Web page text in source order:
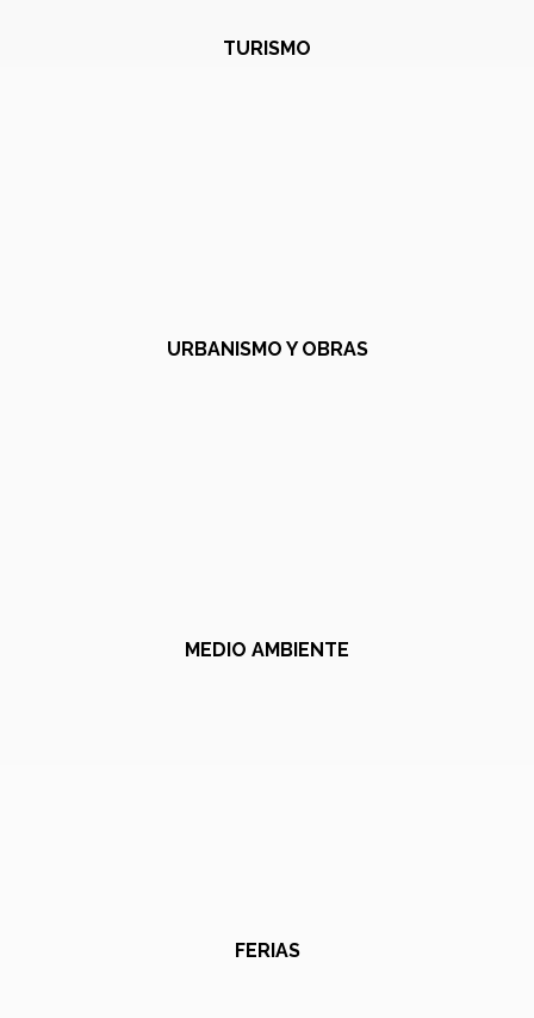
TURISMO
URBANISMO Y OBRAS
MEDIO AMBIENTE
FERIAS